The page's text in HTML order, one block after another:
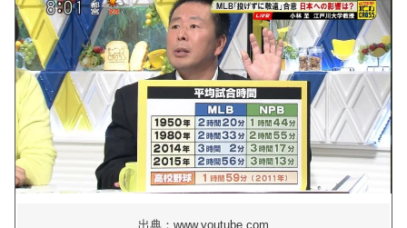
出典：www.youtube.com